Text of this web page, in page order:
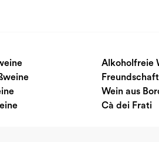
Alkoholfreie
Wein aus
Cà dei Frati